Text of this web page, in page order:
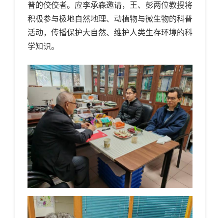
普的佼佼者。应李承森邀请，王、彭两位教授将
积极参与极地自然地理、动植物与微生物的科普
活动，传播保护大自然、维护人类生存环境的科
学知识。